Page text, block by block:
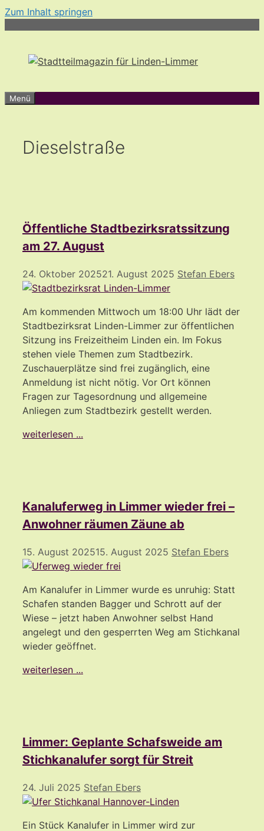
Zum Inhalt springen
Menü
Dieselstraße
Öffentliche Stadtbezirksratssitzung
am 27. August
24. Oktober 202521. August 2025 Stefan Ebers
Am kommenden Mittwoch um 18:00 Uhr lädt der
Stadtbezirksrat Linden-Limmer zur öffentlichen
Sitzung ins Freizeitheim Linden ein. Im Fokus
stehen viele Themen zum Stadtbezirk.
Zuschauerplätze sind frei zugänglich, eine
Anmeldung ist nicht nötig. Vor Ort können
Fragen zur Tagesordnung und allgemeine
Anliegen zum Stadtbezirk gestellt werden.
weiterlesen ...
Kanaluferweg in Limmer wieder frei –
Anwohner räumen Zäune ab
15. August 202515. August 2025 Stefan Ebers
Am Kanalufer in Limmer wurde es unruhig: Statt
Schafen standen Bagger und Schrott auf der
Wiese – jetzt haben Anwohner selbst Hand
angelegt und den gesperrten Weg am Stichkanal
wieder geöffnet.
weiterlesen ...
Limmer: Geplante Schafsweide am
Stichkanalufer sorgt für Streit
24. Juli 2025 Stefan Ebers
Ein Stück Kanalufer in Limmer wird zur